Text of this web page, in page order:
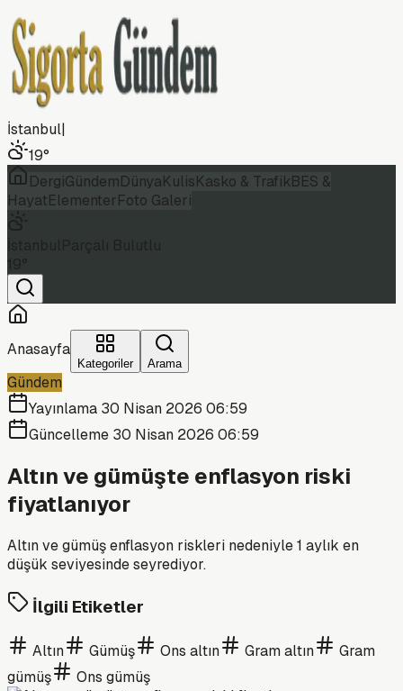
İstanbul|
19°
DergiGündemDünyaKulisKasko & TrafikBES &
HayatElementerFoto Galeri
Anasayfa
Kategoriler Arama
Gündem
Yayınlama 30 Nisan 2026 06:59
Güncelleme 30 Nisan 2026 06:59
Altın ve gümüşte enflasyon riski
fiyatlanıyor
Altın ve gümüş enflasyon riskleri nedeniyle 1 aylık en
düşük seviyesinde seyrediyor.
İlgili Etiketler
Altın Gümüş Ons altın Gram altın
Gram
gümüş
Ons gümüş